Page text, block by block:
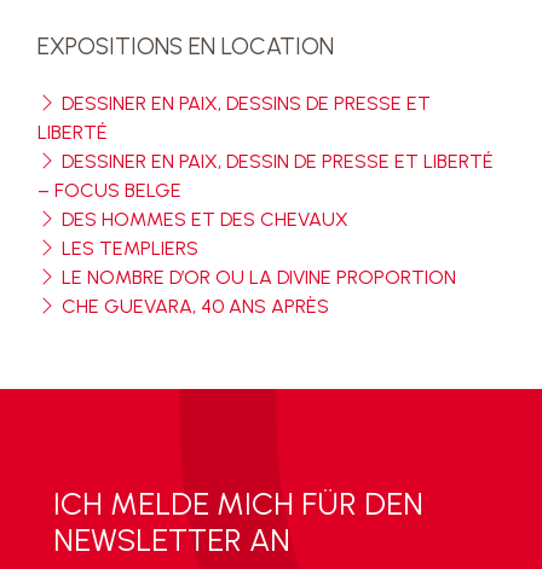
EXPOSITIONS EN LOCATION
DESSINER EN PAIX, DESSINS DE PRESSE ET
LIBERTÉ
DESSINER EN PAIX, DESSIN DE PRESSE ET LIBERTÉ
– FOCUS BELGE
DES HOMMES ET DES CHEVAUX
LES TEMPLIERS
LE NOMBRE D’OR OU LA DIVINE PROPORTION
CHE GUEVARA, 40 ANS APRÈS
ICH MELDE MICH FÜR DEN
NEWSLETTER AN